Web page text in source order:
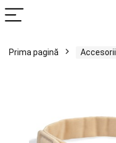
Prima pagină Accesorii